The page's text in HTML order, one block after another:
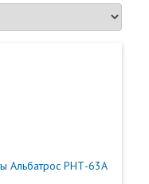
Альбатрос РНТ-63А